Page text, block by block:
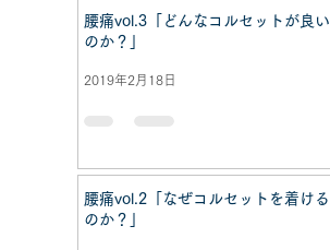
腰痛vol.3「どんなコルセットが良い
のか？」
2019年2月18日
腰痛vol.2「なぜコルセットを着ける
のか？」